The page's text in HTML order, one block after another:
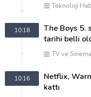
Teknoloji
10:18
The Boys 5.
tarihi belli
TV ve Sinema
10:16
Netflix,
kattı